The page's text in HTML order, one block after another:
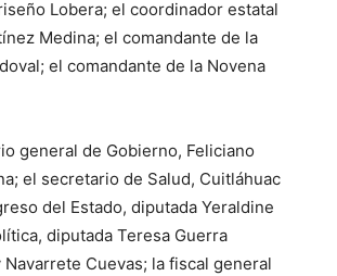
Lobera; el coordinador estatal
Medina; el comandante de la
el comandante de la Novena
general de Gobierno, Feliciano
el secretario de Salud, Cuitláhuac
del Estado, diputada Yeraldine
diputada Teresa Guerra
Cuevas; la fiscal general